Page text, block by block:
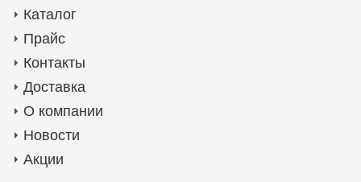
Каталог
Прайс
Контакты
Доставка
О компании
Новости
Акции